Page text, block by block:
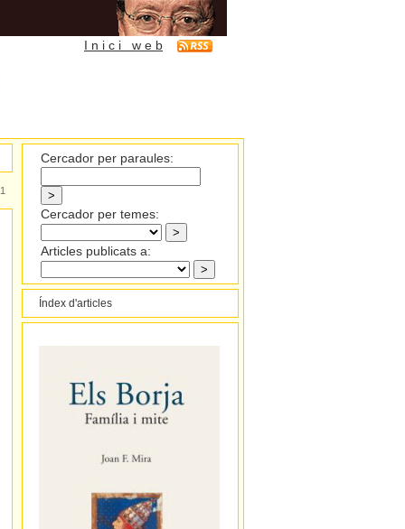
I n i c i w e b
1
Cercador per paraules:
Cercador per temes:
Articles publicats a:
Índex d'articles